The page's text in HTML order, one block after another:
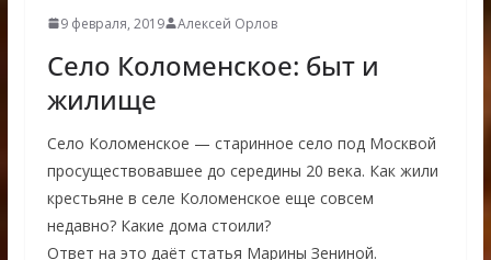
9 февраля, 2019 Алексей Орлов
Село Коломенское: быт и
жилище
Село Коломенское — старинное село под Москвой
просуществовавшее до середины 20 века. Как жили
крестьяне в селе Коломенское еще совсем
недавно? Какие дома стоили?
Ответ на это даёт статья Марины Зениной.